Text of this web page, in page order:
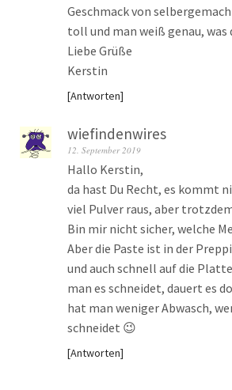
Geschmack von
toll und man weiß genau, was
Liebe Grüße
Kerstin
Antworten
wiefindenwires
12. September 2019
Hallo Kerstin,
da hast Du Recht, es kommt
viel Pulver raus, aber
Bin mir nicht sicher, welche
Aber die Paste ist in der
und auch schnell auf die
man es schneidet, dauert es
hat man weniger Abwasch,
schneidet 😉
Antworten